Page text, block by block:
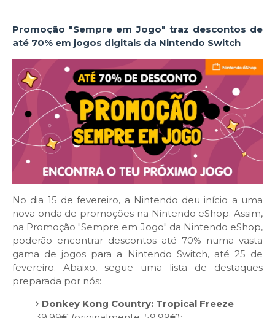
Promoção "Sempre em Jogo" traz descontos de
até 70% em jogos digitais da Nintendo Switch
No dia 15 de fevereiro, a Nintendo deu início a uma
nova onda de promoções na Nintendo eShop. Assim,
na Promoção "Sempre em Jogo" da Nintendo eShop,
poderão encontrar descontos até 70% numa vasta
gama de jogos para a Nintendo Switch, até 25 de
fevereiro. Abaixo, segue uma lista de destaques
preparada por nós:
Donkey Kong Country: Tropical Freeze -